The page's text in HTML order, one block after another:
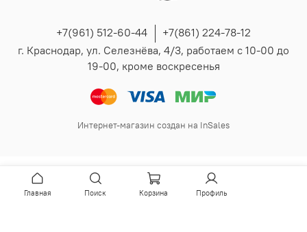
+7(961) 512-60-44
+7(861) 224-78-12
г. Краснодар, ул. Селезнёва, 4/3, работаем с 10-00 до
19-00, кроме воскресенья
Интернет-магазин создан на InSales
Главная Поиск Корзина Профиль